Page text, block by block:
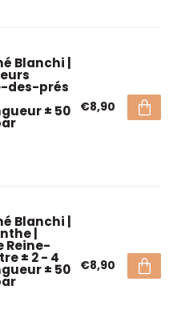
Blanchi |
des-prés
± 50 €8,90
Blanchi |
|
Reine-
± 2 - 4
± 50 €8,90